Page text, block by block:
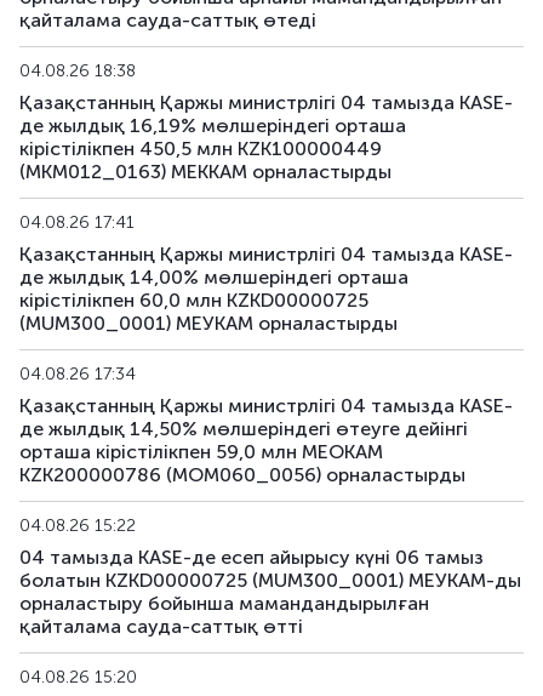
қайталама сауда-саттық өтеді
04.08.26 18:38
Қазақстанның Қаржы министрлігі 04 тамызда KASE-
де жылдық 16,19% мөлшеріндегі орташа
кірістілікпен 450,5 млн KZK100000449
(MKM012_0163) МЕККАМ орналастырды
04.08.26 17:41
Қазақстанның Қаржы министрлігі 04 тамызда KASE-
де жылдық 14,00% мөлшеріндегі орташа
кірістілікпен 60,0 млн KZKD00000725
(MUM300_0001) МЕУКАМ орналастырды
04.08.26 17:34
Қазақстанның Қаржы министрлігі 04 тамызда KASE-
де жылдық 14,50% мөлшеріндегі өтеуге дейінгі
орташа кірістілікпен 59,0 млн МЕОКАМ
KZK200000786 (MOM060_0056) орналастырды
04.08.26 15:22
04 тамызда KASE-де есеп айырысу күні 06 тамыз
болатын KZKD00000725 (MUM300_0001) МЕУКАМ-ды
орналастыру бойынша мамандандырылған
қайталама сауда-саттық өтті
04.08.26 15:20